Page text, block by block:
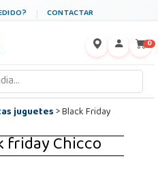
CONTACTAR
0
juguetes> Black Friday
friday Chicco